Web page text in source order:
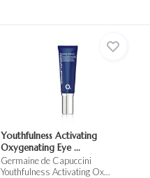
Youthfulness Activating
Oxygenating Eye ...
Germaine de Capuccini
Youthfulness Activating Ox...